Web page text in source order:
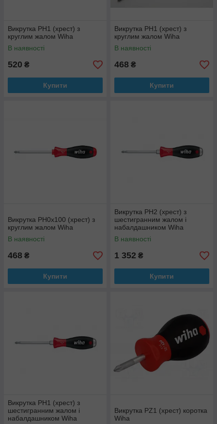
Викрутка PH1 (хрест) з
круглим жалом Wiha
В наявності
520 ₴
Купити
Викрутка PH1 (хрест) з
круглим жалом Wiha
В наявності
468 ₴
Купити
Викрутка РН0х100 (хрест) з
круглим жалом Wiha
В наявності
468 ₴
Купити
Викрутка PH2 (хрест) з
шестигранним жалом і
набалдашником Wiha
В наявності
1 352 ₴
Купити
Викрутка PH1 (хрест) з
шестигранним жалом і
набалдашником Wiha
Викрутка PZ1 (хрест) коротка
Wiha